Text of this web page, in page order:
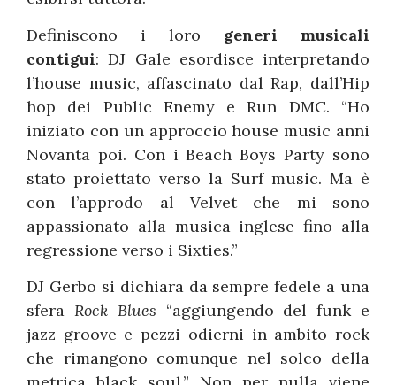
Definiscono i loro generi musicali
contigui: DJ Gale esordisce interpretando
l’house music, affascinato dal Rap, dall’Hip
hop dei Public Enemy e Run DMC. “Ho
iniziato con un approccio house music anni
Novanta poi. Con i Beach Boys Party sono
stato proiettato verso la Surf music. Ma è
con l’approdo al Velvet che mi sono
appassionato alla musica inglese fino alla
regressione verso i Sixties.”
DJ Gerbo si dichiara da sempre fedele a una
sfera Rock Blues “aggiungendo del funk e
jazz groove e pezzi odierni in ambito rock
che rimangono comunque nel solco della